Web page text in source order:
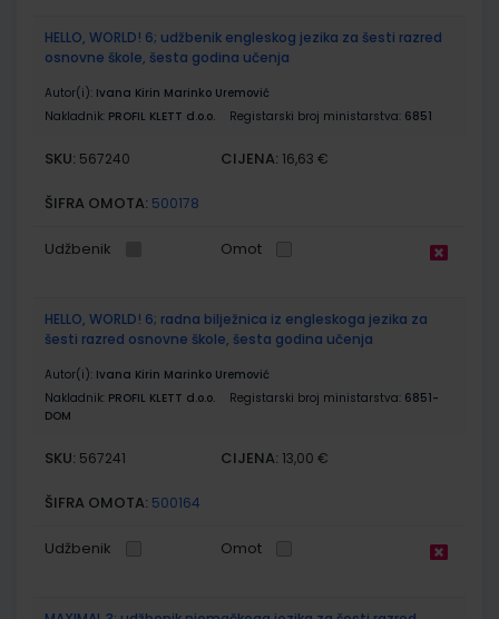
HELLO, WORLD! 6; udžbenik engleskog jezika za šesti razred
osnovne škole, šesta godina učenja
Autor(i): Ivana Kirin Marinko Uremović
Nakladnik: PROFIL KLETT d.o.o. Registarski broj ministarstva: 6851
SKU: 567240 CIJENA: 16,63 €
ŠIFRA OMOTA: 500178
Udžbenik Omot
HELLO, WORLD! 6; radna bilježnica iz engleskoga jezika za
šesti razred osnovne škole, šesta godina učenja
Autor(i): Ivana Kirin Marinko Uremović
Nakladnik: PROFIL KLETT d.o.o. Registarski broj ministarstva: 6851-
DOM
SKU: 567241 CIJENA: 13,00 €
ŠIFRA OMOTA: 500164
Udžbenik Omot